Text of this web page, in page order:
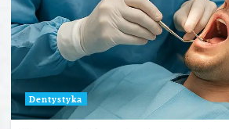
Dentystyka